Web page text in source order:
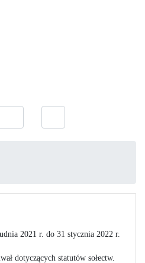
2021 r. do 31 stycznia 2022 r.
dotyczących statutów sołectw.